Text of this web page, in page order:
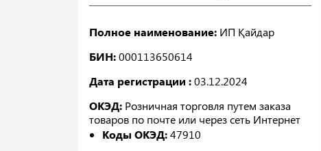
Полное наименование: ИП Қайдар
БИН:000113650614
Дата регистрации :03.12.2024
ОКЭД: Розничная торговля путем заказа
товаров по почте или через сеть Интернет
Коды ОКЭД:47910